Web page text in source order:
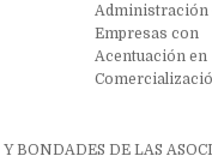
Administración
Empresas con
Acentuación en
BONDADES DE LAS